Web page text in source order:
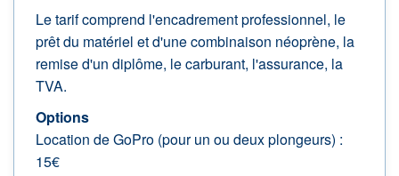
Le tarif comprend l'encadrement professionnel, le
prêt du matériel et d'une combinaison néoprène, la
remise d'un diplôme, le carburant, l'assurance, la
TVA.
Options
Location de GoPro (pour un ou deux plongeurs) :
15€